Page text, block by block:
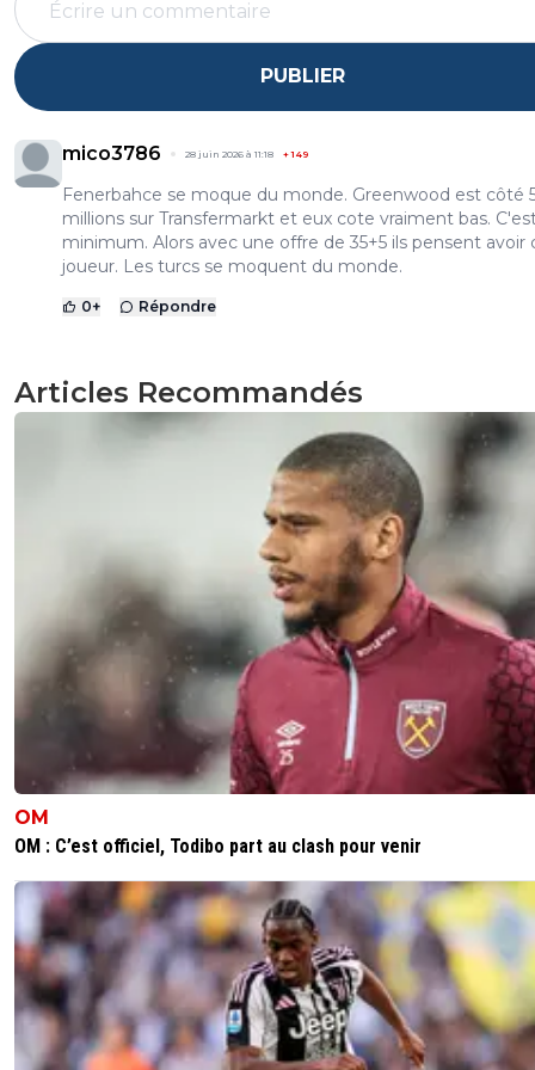
PUBLIER
mico3786 28 juin 2026 à 11:18 +149
Fenerbahce se moque du monde. Greenwood est côté
millions sur Transfermarkt et eux cote vraiment bas.
minimum. Alors avec une offre de 35+5 ils pensent avoir
joueur. Les turcs se moquent du monde.
0+ Répondre
Articles Recommandés
OM
OM : C’est officiel, Todibo part au clash pour venir